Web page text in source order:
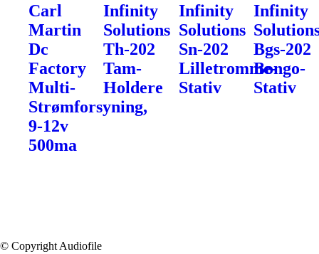
Carl
Martin
Dc
Factory
Multi-
Strømforsyning,
9-12v
500ma
Infinity
Solutions
Th-202
Tam-
Holdere
Infinity
Solutions
Sn-202
Lilletromme-
Stativ
Infinity
Bgs-202
Bongo-
Stativ
© Copyright Audiofile